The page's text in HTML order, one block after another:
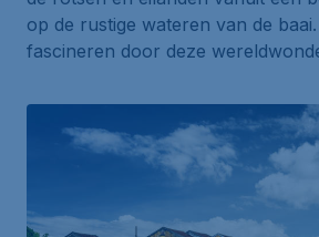
op de rustige wateren van de
fascineren door deze